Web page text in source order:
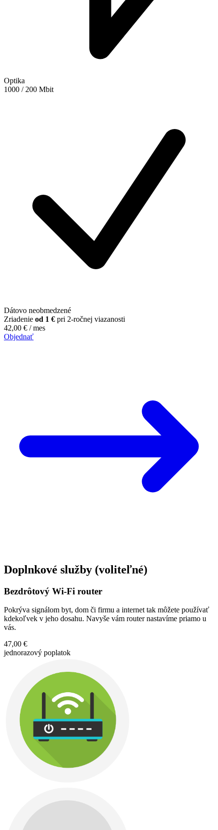
Optika
1000 / 200 Mbit
Dátovo neobmedzené
Zriadenie od 1 € pri 2-ročnej viazanosti
42,00 € / mes
Objednať
Doplnkové služby (voliteľné)
Bezdrôtový Wi-Fi router
Pokrýva signálom byt, dom či firmu a internet tak môžete používať
kdekoľvek v jeho dosahu. Navyše vám router nastavíme priamo u
vás.
47,00 €
jednorazový poplatok